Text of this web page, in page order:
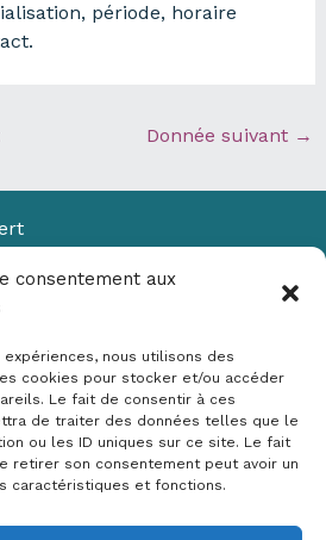
consentement aux
nous utilisons des
cookies pour stocker et/ou accéder
Le fait de consentir à ces
de traiter des données telles que le
ou les ID uniques sur ce site. Le fait
retirer son consentement peut avoir un
caractéristiques et fonctions.
période, horaire
Donnée suivant →